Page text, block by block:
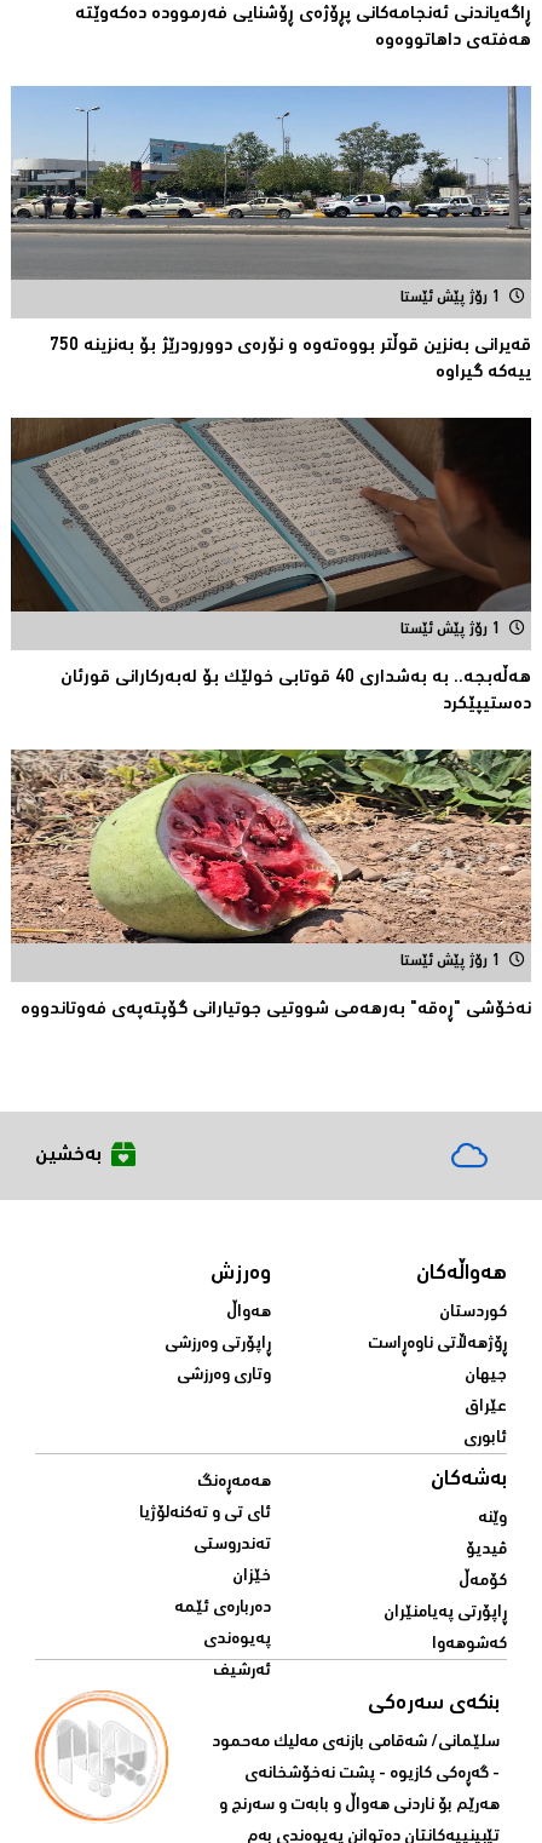
ڕاگەیاندنی ئەنجامەكانی پڕۆژەی ڕۆشنایی فەرموودە دەکەوێتە
هەفتەی داهاتووەوە
1 رۆژ پێش ئێستا
قەیرانى بەنزین قوڵتر بووەتەوە و نۆرەی دوورودرێژ بۆ بەنزینە 750
ییەکە گیراوە
1 رۆژ پێش ئێستا
هەڵەبجە.. بە بەشداری 40 قوتابی خولێک بۆ لەبەرکارانى قورئان
دەستیپێکرد
1 رۆژ پێش ئێستا
نەخۆشی "ڕەقە" بەرهەمی شووتیی جوتیارانی گۆپتەپەى فەوتاندووە
بەخشین
هەواڵەکان
کوردستان
ڕۆژهەڵاتی ناوەڕاست
جیهان
عێراق
ئابوری
وەرزش
هەواڵ
ڕاپۆرتی وەرزشی
وتاری وەرزشی
بەشەکان
وێنە
ڤیدیۆ
کۆمەڵ
ڕاپۆرتی پەیامنێران
کەشوهەوا
هەمەڕەنگ
ئای تی و تەکنەلۆژیا
تەندروستی
خێزان
دەربارەی ئێمە
پەیوەندی
ئەرشیف
بنکەی سەرەکی
سلێمانی/ شه‌قامی بازنه‌ی مه‌لیک مه‌حمود
- گه‌ڕه‌کی کازیوه‌ - پشت نه‌خۆشخانه‌ی‌
هه‌رێم بۆ ناردنی‌ هه‌واڵ و بابه‌ت و سه‌رنج و
تێبینییه‌كانتان ده‌توانن په‌یوه‌ندی‌ به‌م